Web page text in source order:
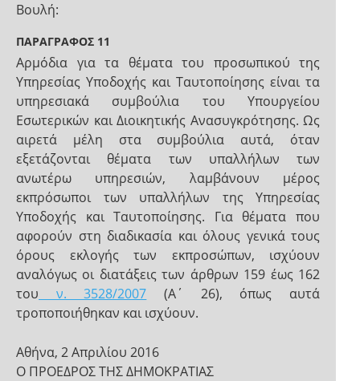
Βουλή:
ΠΑΡΑΓΡΑΦΟΣ 11
Αρμόδια για τα θέματα του προσωπικού της
Υπηρεσίας Υποδοχής και Ταυτοποίησης είναι τα
υπηρεσιακά συμβούλια του Υπουργείου
Εσωτερικών και Διοικητικής Ανασυγκρότησης. Ως
αιρετά μέλη στα συμβούλια αυτά, όταν
εξετάζονται θέματα των υπαλλήλων των
ανωτέρω υπηρεσιών, λαμβάνουν μέρος
εκπρόσωποι των υπαλλήλων της Υπηρεσίας
Υποδοχής και Ταυτοποίησης. Για θέματα που
αφορούν στη διαδικασία και όλους γενικά τους
όρους εκλογής των εκπροσώπων, ισχύουν
αναλόγως οι διατάξεις των άρθρων 159 έως 162
του ν. 3528/2007 (Α΄ 26), όπως αυτά
τροποποιήθηκαν και ισχύουν.
Αθήνα, 2 Απριλίου 2016
Ο ΠΡΟΕΔΡΟΣ ΤΗΣ ΔΗΜΟΚΡΑΤΙΑΣ